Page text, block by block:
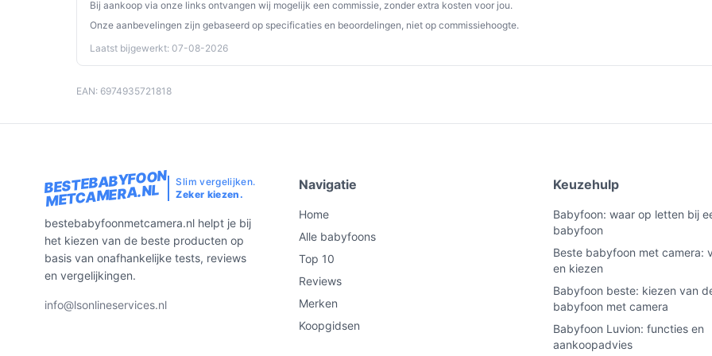
Specificaties in mensentaal
4MP:hogere beeldresolutie dan veel basismodellen; handig voor meer detail bij live-
weergave in de app.
via cloud of eigen SD wilt gebruiken.
het verbinden met je thuisnetwerk.
Veelgestelde vragen
Is dit geschikt voor thuisgebruik / intensief gebruik / dagelijks gebruik?
Ja voor dagelijks thuisgebruik als je via app wilt monitoren. Let op: controleer wifi-omgeving
(dual-band aanwezig) en opslagopties (geen SD-kaart meegeleverd) om te bepalen of het past
bij intensief gebruik.
Bij aankoop via onze links ontvangen wij mogelijk een commissie, zonder extra kosten voor jou.
Onze aanbevelingen zijn gebaseerd op specificaties en beoordelingen, niet op commissiehoogte.
Laatst bijgewerkt: 07-08-2026
EAN: 6974935721818
BESTEBABYFOON
METCAMERA.NL
Slim vergelijken.
Zeker kiezen.
bestebabyfoonmetcamera.nl helpt je bij
het kiezen van de beste producten op
basis van onafhankelijke tests, reviews
en vergelijkingen.
info@lsonlineservices.nl
Navigatie
Home
Alle babyfoons
Top 10
Reviews
Merken
Koopgidsen
Keuzehulp
Babyfoon: waar op letten bij
babyfoon
Beste babyfoon met camera:
en kiezen
Babyfoon beste: kiezen van
babyfoon met camera
Babyfoon Luvion: functies en
aankoopadvies